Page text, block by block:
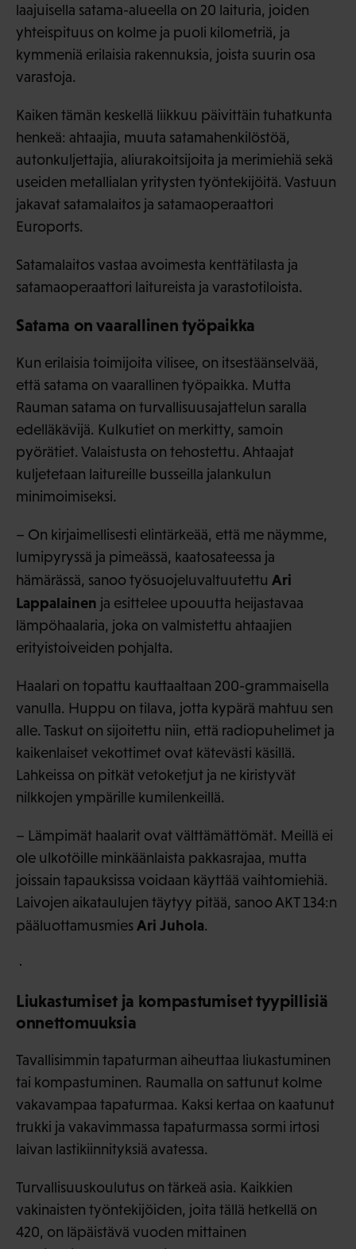
laajuisella satama-alueella on 20 laituria, joiden
yhteispituus on kolme ja puoli kilometriä, ja
kymmeniä erilaisia rakennuksia, joista suurin osa
varastoja.
Kaiken tämän keskellä liikkuu päivittäin tuhatkunta
henkeä: ahtaajia, muuta satamahenkilöstöä,
autonkuljettajia, aliurakoitsijoita ja merimiehiä sekä
useiden metallialan yritysten työntekijöitä. Vastuun
jakavat satamalaitos ja satamaoperaattori
Euroports.
Satamalaitos vastaa avoimesta kenttätilasta ja
satamaoperaattori laitureista ja varastotiloista.
Satama on vaarallinen työpaikka
Kun erilaisia toimijoita vilisee, on itsestäänselvää,
että satama on vaarallinen työpaikka. Mutta
Rauman satama on turvallisuusajattelun saralla
edelläkävijä. Kulkutiet on merkitty, samoin
pyörätiet. Valaistusta on tehostettu. Ahtaajat
kuljetetaan laitureille busseilla jalankulun
minimoimiseksi.
– On kirjaimellisesti elintärkeää, että me näymme,
lumipyryssä ja pimeässä, kaatosateessa ja
hämärässä, sanoo työsuojeluvaltuutettu Ari
Lappalainen ja esittelee upouutta heijastavaa
lämpöhaalaria, joka on valmistettu ahtaajien
erityistoiveiden pohjalta.
Haalari on topattu kauttaaltaan 200-grammaisella
vanulla. Huppu on tilava, jotta kypärä mahtuu sen
alle. Taskut on sijoitettu niin, että radiopuhelimet ja
kaikenlaiset vekottimet ovat kätevästi käsillä.
Lahkeissa on pitkät vetoketjut ja ne kiristyvät
nilkkojen ympärille kumilenkeillä.
– Lämpimät haalarit ovat välttämättömät. Meillä ei
ole ulkotöille minkäänlaista pakkasrajaa, mutta
joissain tapauksissa voidaan käyttää vaihtomiehiä.
Laivojen aikataulujen täytyy pitää, sanoo AKT 134:n
pääluottamusmiesAri Juhola.
Liukastumiset ja kompastumiset tyypillisiä
onnettomuuksia
Tavallisimmin tapaturman aiheuttaa liukastuminen
tai kompastuminen. Raumalla on sattunut kolme
vakavampaa tapaturmaa. Kaksi kertaa on kaatunut
trukki ja vakavimmassa tapaturmassa sormi irtosi
laivan lastikiinnityksiä avatessa.
Turvallisuuskoulutus on tärkeä asia. Kaikkien
vakinaisten työntekijöiden, joita tällä hetkellä on
420, on läpäistävä vuoden mittainen